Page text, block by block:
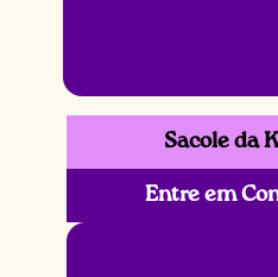
Sacole da
Entre em